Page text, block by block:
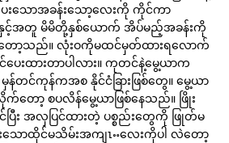
းသောအခန်းသော့လေးကို ကိုင်ကာ
ြိုးနှင့်အတူ မိမိတို့နှစ်ယောက် အိပ်မည့်အခန်းကို
တော့သည်။ လုံးဝကိုမထင်မှတ်ထားရလောက်
ပေးထားတာပါလား။ ကုတင်နဲ့မွေ့ယာက
မှန်တင်ကုန်ကအစ နိုင်ငံခြားဖြစ်တွေ။ မွေ့ယာ
တော့ စပလိန်မွေ့ယာဖြစ်နေသည်။ ဖြိုး
း အလှပြင်ထားတဲ့ ပစ္စည်းတွေကို ဖြုတ်မ
ာထိုင်မသိမ်းအကျၤႌလေးကိုပါ လဲတော့